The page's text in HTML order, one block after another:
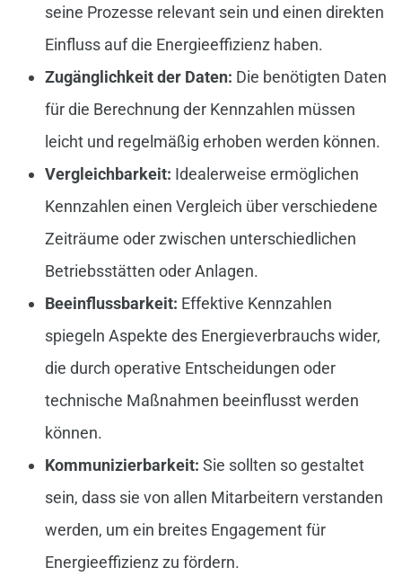
seine Prozesse relevant sein und einen direkten
Einfluss auf die Energieeffizienz haben.
Zugänglichkeit der Daten: Die benötigten Daten
für die Berechnung der Kennzahlen müssen
leicht und regelmäßig erhoben werden können.
Vergleichbarkeit: Idealerweise ermöglichen
Kennzahlen einen Vergleich über verschiedene
Zeiträume oder zwischen unterschiedlichen
Betriebsstätten oder Anlagen.
Beeinflussbarkeit: Effektive Kennzahlen
spiegeln Aspekte des Energieverbrauchs wider,
die durch operative Entscheidungen oder
technische Maßnahmen beeinflusst werden
können.
Kommunizierbarkeit: Sie sollten so gestaltet
sein, dass sie von allen Mitarbeitern verstanden
werden, um ein breites Engagement für
Energieeffizienz zu fördern.